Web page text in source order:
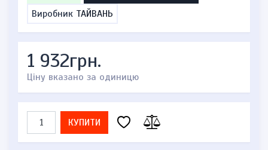
Виробник ТАЙВАНЬ
1 932грн.
Ціну вказано за одиницю
КУПИТИ